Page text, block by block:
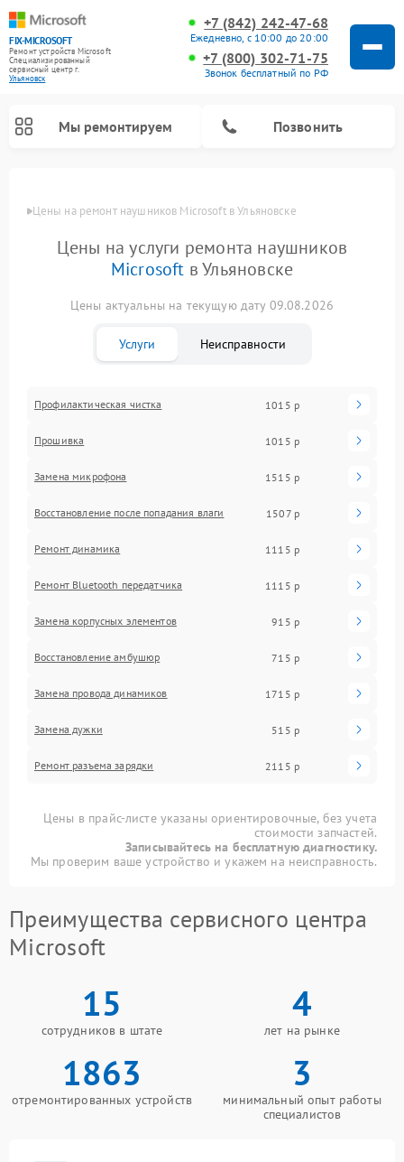
FIX-MICROSOFT
Ремонт устройств Microsoft
Специализированный
cервисный центр г.
Ульяновск
+7 (842) 242-47-68
Ежедневно, с 10:00 до 20:00
+7 (800) 302-71-75
Звонок бесплатный по РФ
Мы ремонтируем Позвонить
Цены на ремонт наушников Microsoft в Ульяновске
Цены на услуги ремонта наушников
Microsoft в Ульяновске
Цены актуальны на текущую дату 09.08.2026
Услуги Неисправности
Профилактическая чистка 1015 р
Прошивка 1015 р
Замена микрофона 1515 р
Восстановление после попадания влаги 1507 р
Ремонт динамика 1115 р
Ремонт Bluetooth передатчика 1115 р
Замена корпусных элементов 915 р
Восстановление амбушюр 715 р
Замена провода динамиков 1715 р
Замена дужки 515 р
Ремонт разъема зарядки 2115 р
Цены в прайс-листе указаны ориентировочные, без учета
стоимости запчастей.
Записывайтесь на бесплатную диагностику.
Мы проверим ваше устройство и укажем на неисправность.
Преимущества сервисного центра
Microsoft
15
сотрудников в штате
4
лет на рынке
1863
отремонтированных устройств
3
минимальный опыт работы
специалистов